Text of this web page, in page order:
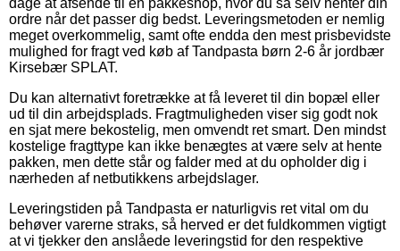
ordre når det passer dig bedst. Leveringsmetoden er nemlig
meget overkommelig, samt ofte endda den mest prisbevidste
mulighed for fragt ved køb af Tandpasta børn 2-6 år jordbær
Kirsebær SPLAT.
Du kan alternativt foretrække at få leveret til din bopæl eller
ud til din arbejdsplads. Fragtmuligheden viser sig godt nok
en sjat mere bekostelig, men omvendt ret smart. Den mindst
kostelige fragttype kan ikke benægtes at være selv at hente
pakken, men dette står og falder med at du opholder dig i
nærheden af netbutikkens arbejdslager.
Leveringstiden på Tandpasta er naturligvis ret vital om du
behøver varerne straks, så herved er det fuldkommen vigtigt
at vi tjekker den anslåede leveringstid for den respektive